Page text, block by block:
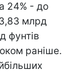
24% - до
млрд
фунтів
раніше.